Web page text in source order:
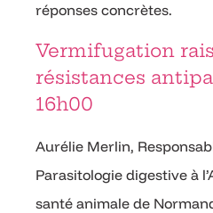
réponses concrètes.
Vermifugation
résistances
16h00
Aurélie Merlin,
Parasitologie digestive à
santé animale de